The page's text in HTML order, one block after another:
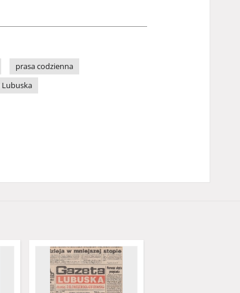
prasa codzienna
Lubuska